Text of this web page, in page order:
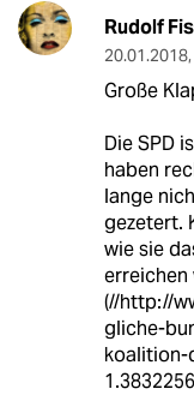
Rudolf
20.01.2018,
Große
Die SPD
haben
lange
gezetert.
wie sie
erreichen
(//http://
gliche-